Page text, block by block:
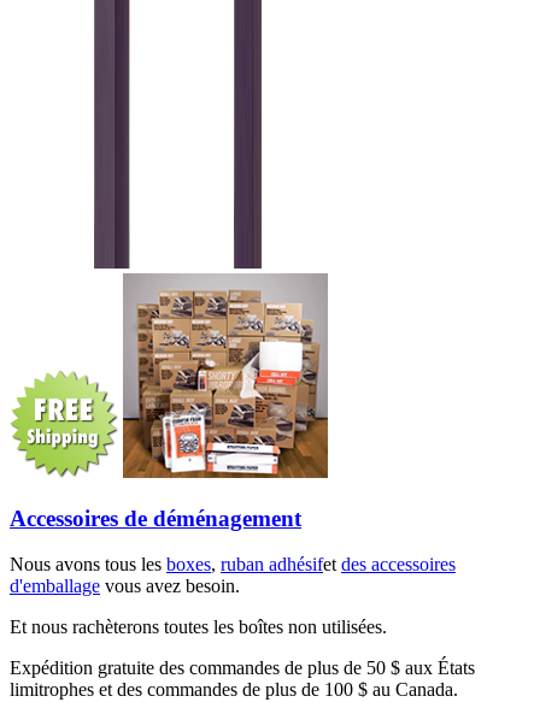
Accessoires de déménagement
Nous avons tous les boxes, ruban adhésifetdes accessoires
d'emballage vous avez besoin.
Et nous rachèterons toutes les boîtes non utilisées.
Expédition gratuite des commandes de plus de 50 $ aux États
limitrophes et des commandes de plus de 100 $ au Canada.